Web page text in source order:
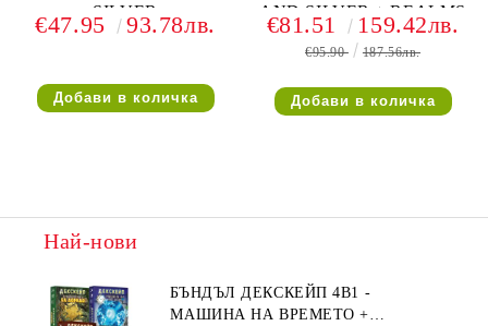
SILVER
€47.95 93.78лв.
AND SILVER + REALMS
FALL С ПОДАРЪК
ФИГУРКА НА ГЕРАЛТ
€81.51 159.42лв.
€95.90 187.56лв.
Най-нови
БЪНДЪЛ ДЕКСКЕЙП 4В1 -
МАШИНА НА ВРЕМЕТО +